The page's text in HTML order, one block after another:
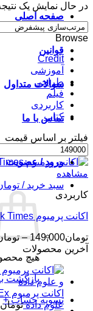
صفحه اصلی
قوانین
سوالات متداول
تماس با ما
ورود / عضویت
سبد خرید /
هیچ
بازگشت
تسویه حساب +
در حال نمایش یک
Browse
Credit
آموزشی
طراحی
فیلم
کاربردی
کتاب
فیلتر بر اساس قیمت
حداقل
قیمت
مشاهده
کاربردی
اکانت پرمیوم New York Times – نشریه مجله خبری
تومان149,000
–
آخرین محصولات
علوم داده تومان